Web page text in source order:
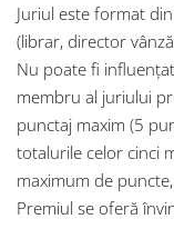
Juriul este format
(librar, director
Nu poate fi
membru al juriului
punctaj maxim (5
totalurile celor cinci
maximum de
Premiul se oferă